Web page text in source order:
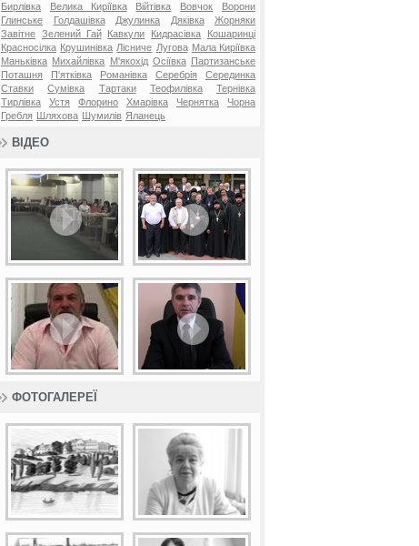
Бирлівка
Велика Киріївка Війтівка Вовчок
Ворони
Глинське
Голдашівка Джулинка Дяківка
Жорняки
Завітне Зелений Гай Кавкули Кидрасівка
Кошаринці
Красносілка Крушинівка Лісниче Лугова Мала Киріївка
Маньківка Михайлівка М'якохід Осіївка
Партизанське
Поташня
П'ятківка Романівка Серебрія
Серединка
Ставки
Сумівка Тартаки Теофилівка
Тернівка
Тирлівка
Устя Флорино Хмарівка Чернятка
Чорна
Гребля
Шляхова Шумилів Яланець
ВІДЕО
ФОТОГАЛЕРЕЇ